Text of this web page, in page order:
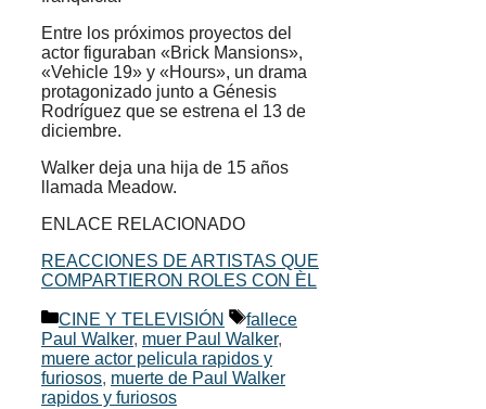
Entre los próximos proyectos del
actor figuraban «Brick Mansions»,
«Vehicle 19» y «Hours», un drama
protagonizado junto a Génesis
Rodríguez que se estrena el 13 de
diciembre.
Walker deja una hija de 15 años
llamada Meadow.
ENLACE RELACIONADO
REACCIONES DE ARTISTAS QUE
COMPARTIERON ROLES CON ÈL
Categorías
CINE Y TELEVISIÓN Etiquetas
fallece
Paul Walker, muer Paul Walker,
muere actor pelicula rapidos y
furiosos, muerte de Paul Walker
rapidos y furiosos